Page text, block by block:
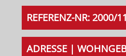
REFERENZ-NR: 2000/
ADRESSE |